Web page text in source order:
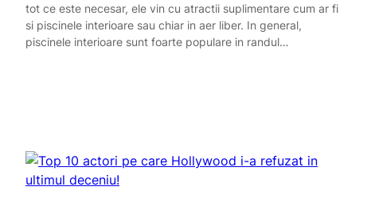
tot ce este necesar, ele vin cu atractii suplimentare cum ar fi
si piscinele interioare sau chiar in aer liber. In general,
piscinele interioare sunt foarte populare in randul…